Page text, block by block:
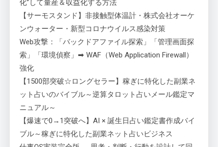
化”して量産＆収益化する方法
【サーモスタンド】非接触型体温計・株式会社オーケ
ンウォーター・新型コロナウイルス感染対策
Web攻撃：「バックドアファイル探索」「管理画面探
索」「環境偵察」➡ WAF（Web Application Firewall）
強化
【1500部突破☆ロングセラー】稼ぎに特化した副業ネ
ット占いのバイブル～逆算タロット占いメール鑑定マ
ニュアル～
【爆速で0→1突破へ】AI × 誕生日占い鑑定書作成バイ
ブル～稼ぎに特化した副業ネット占いビジネス